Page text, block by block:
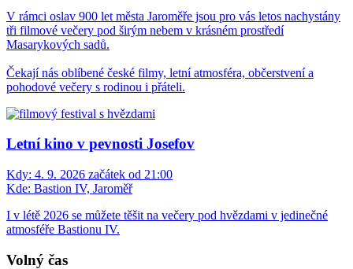
V rámci oslav 900 let města Jaroměře jsou pro vás letos nachystány
tři filmové večery pod širým nebem v krásném prostředí
Masarykových sadů.
Čekají nás oblíbené české filmy, letní atmosféra, občerstvení a
pohodové večery s rodinou i přáteli.
Letní kino v pevnosti Josefov
Kdy: 4. 9. 2026 začátek od 21:00
Kde: Bastion IV, Jaroměř
I v létě 2026 se můžete těšit na večery pod hvězdami v jedinečné
atmosféře Bastionu IV.
Volný čas